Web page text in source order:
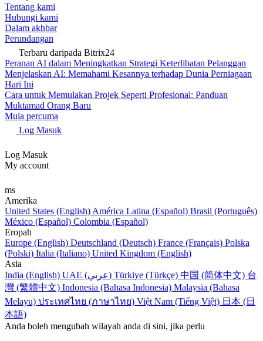
Tentang kami
Hubungi kami
Dalam akhbar
Perundangan
Terbaru daripada Bitrix24
Peranan AI dalam Meningkatkan Strategi Keterlibatan Pelanggan
Menjelaskan AI: Memahami Kesannya terhadap Dunia Perniagaan
Hari Ini
Cara untuk Memulakan Projek Seperti Profesional: Panduan
Muktamad Orang Baru
Mula percuma
Log Masuk
Log Masuk
My account
ms
Amerika
United States (English) América Latina (Español) Brasil (Português)
México (Español) Colombia (Español)
Eropah
Europe (English) Deutschland (Deutsch) France (Français) Polska
(Polski) Italia (Italiano) United Kingdom (English)
Asia
India (English)
UAE (عربي) Türkiye (Türkçe) 中国 (简体中文) 台
灣 (繁體中文) Indonesia (Bahasa Indonesia) Malaysia (Bahasa
Melayu) ประเทศไทย (ภาษาไทย) Việt Nam (Tiếng Việt) 日本 (日
本語)
Anda boleh mengubah wilayah anda di sini, jika perlu